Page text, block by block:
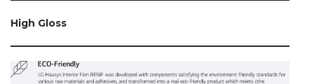
High Gloss